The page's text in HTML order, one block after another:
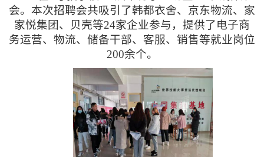
会。本次招聘会共吸引了韩都衣舍、京东物流、家
家悦集团、贝壳等24家企业参与，提供了电子商
务运营、物流、储备干部、客服、销售等就业岗位
200余个。